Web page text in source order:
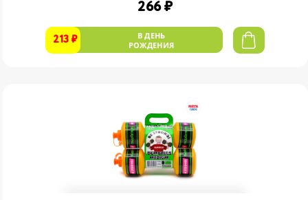
266 ₽
213 ₽
В ДЕНЬ
РОЖДЕНИЯ